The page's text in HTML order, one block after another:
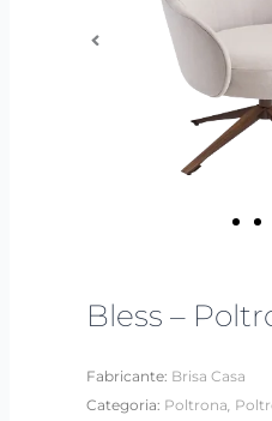
Bless –
Fabricante: Brisa Casa
Categoria: Poltrona,